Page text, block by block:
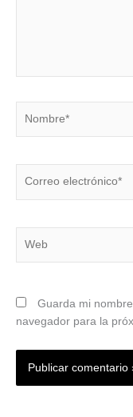
Guarda mi
navegador para la